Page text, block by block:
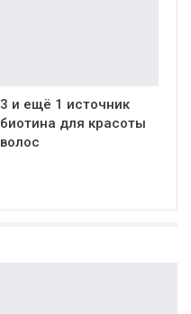
3 и ещё 1 источник
биотина для красоты
волос